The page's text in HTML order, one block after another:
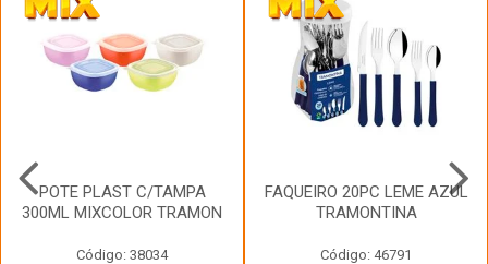
POTE PLAST C/TAMPA
300ML MIXCOLOR TRAMON
Código: 38034
FAQUEIRO 20PC LEME AZUL
TRAMONTINA
Código: 46791